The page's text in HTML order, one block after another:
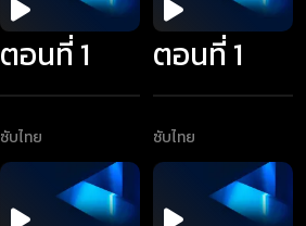
ตอนที่ 1
ซับไทย
ตอนที่ 1
ซับไทย